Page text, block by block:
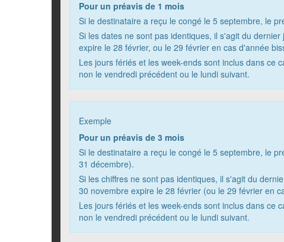
Pour un préavis de 1 mois
Si le destinataire a reçu le congé le 5 septembre, le
Si les dates ne sont pas identiques, il s'agit du
expire le 28 février, ou le 29 février en cas d'année
Les jours fériés et les week-ends sont inclus dans ce
non le vendredi précédent ou le lundi suivant.
Exemple
Pour un préavis de 3 mois
Si le destinataire a reçu le congé le 5 septembre, le
31 décembre).
Si les chiffres ne sont pas identiques, il s'agit du
30 novembre expire le 28 février (ou le 29 février en
Les jours fériés et les week-ends sont inclus dans ce
non le vendredi précédent ou le lundi suivant.